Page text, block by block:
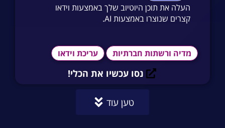
העלה את תוכן היוטיוב שלך באמצעות וידאו
קצרים שנוצרו באמצעות AI.
מדיה ורשתות חברתיות עריכת וידאו
נסו עכשיו את הכלי!
טען עוד